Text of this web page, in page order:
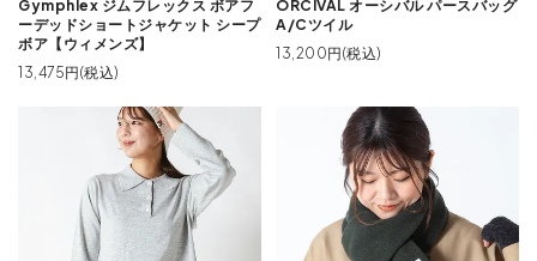
Gymphlex ジムフレックス ボアフ
ーデッドショートジャケット シープ
ボア【ウィメンズ】
13,475円(税込)
ORCIVAL オーシバル パースバッグ
A/Cツイル
13,200円(税込)